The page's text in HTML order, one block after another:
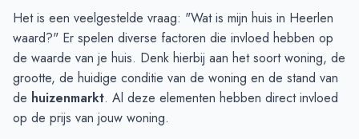
€ 309.230
September € 300.988€ 304.961
Oktober
€ 301.107
€ 307.354
November
€ 295.499
€ 303.264
December
€ 298.117
€ 290.600
Januari
€ 297.879 € 291.321
Het is een veelgestelde vraag: "Wat is mijn huis in Heerlen
waard?" Er spelen diverse factoren die invloed hebben op
de waarde van je huis. Denk hierbij aan het soort woning, de
grootte, de huidige conditie van de woning en de stand van
de huizenmarkt. Al deze elementen hebben direct invloed
op de prijs van jouw woning.